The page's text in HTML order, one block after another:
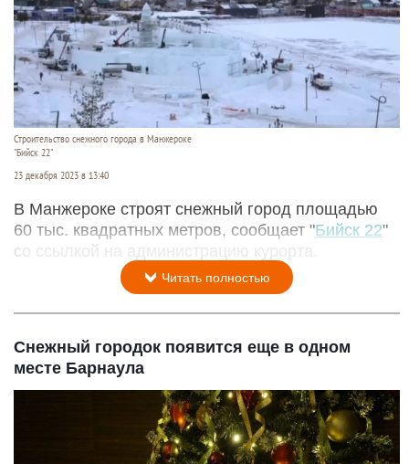
Строительство снежного города в Манжероке
"Бийск 22"
23 декабря 2023 в 13:40
В Манжероке строят снежный город площадью
60 тыс. квадратных метров, сообщает "Бийск 22"
со ссылкой на администрацию курорта.
Читать полностью
Снежный городок появится еще в одном
месте Барнаула